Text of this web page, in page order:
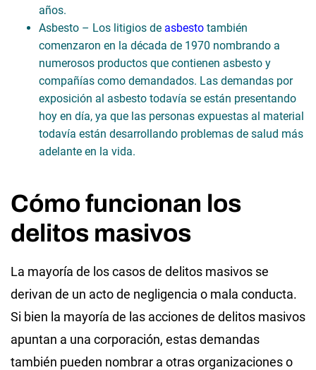
años.
Asbesto – Los litigios de asbesto también
comenzaron en la década de 1970 nombrando a
numerosos productos que contienen asbesto y
compañías como demandados. Las demandas por
exposición al asbesto todavía se están presentando
hoy en día, ya que las personas expuestas al material
todavía están desarrollando problemas de salud más
adelante en la vida.
Cómo funcionan los
delitos masivos
La mayoría de los casos de delitos masivos se
derivan de un acto de negligencia o mala conducta.
Si bien la mayoría de las acciones de delitos masivos
apuntan a una corporación, estas demandas
también pueden nombrar a otras organizaciones o